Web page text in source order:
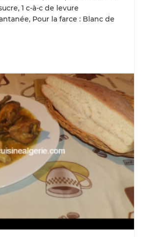
1 c-à-c de levure
Pour la farce : Blanc de